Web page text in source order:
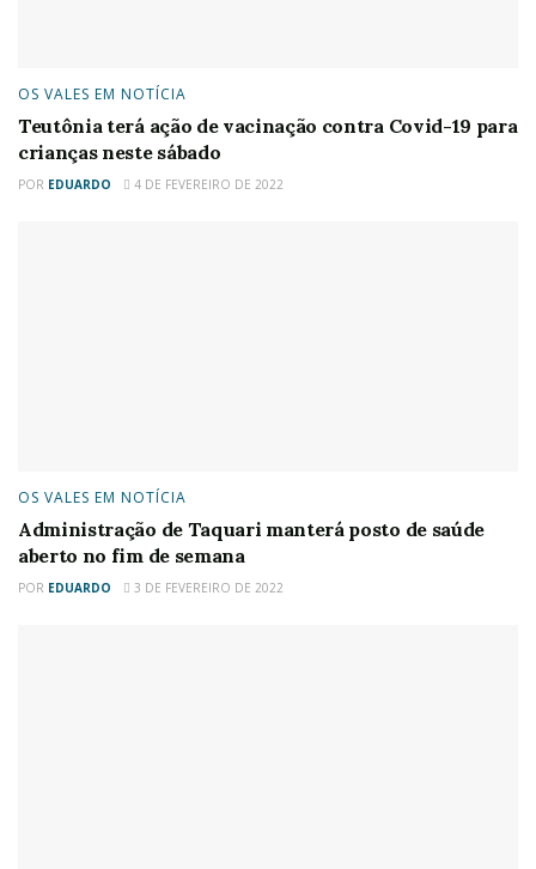
OS VALES EM NOTÍCIA
Teutônia terá ação de vacinação contra Covid-19 para
crianças neste sábado
POR EDUARDO 4 DE FEVEREIRO DE 2022
OS VALES EM NOTÍCIA
Administração de Taquari manterá posto de saúde
aberto no fim de semana
POR EDUARDO 3 DE FEVEREIRO DE 2022